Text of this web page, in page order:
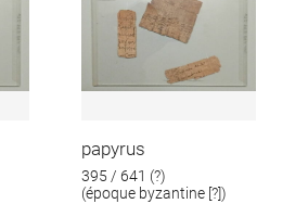
papyrus
395 / 641 (?)
(époque byzantine [?])